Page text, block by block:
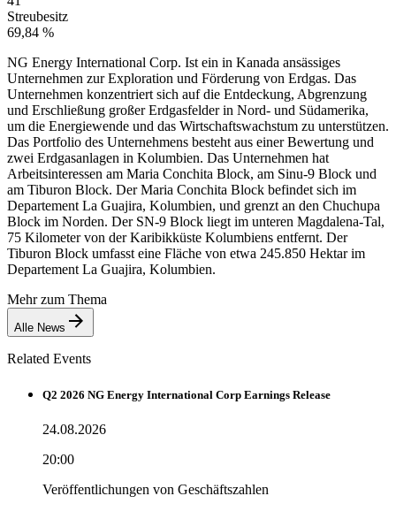
Streubesitz
69,84 %
NG Energy International Corp. Ist ein in Kanada ansässiges
Unternehmen zur Exploration und Förderung von Erdgas. Das
Unternehmen konzentriert sich auf die Entdeckung, Abgrenzung
und Erschließung großer Erdgasfelder in Nord- und Südamerika,
um die Energiewende und das Wirtschaftswachstum zu unterstützen.
Das Portfolio des Unternehmens besteht aus einer Bewertung und
zwei Erdgasanlagen in Kolumbien. Das Unternehmen hat
Arbeitsinteressen am Maria Conchita Block, am Sinu-9 Block und
am Tiburon Block. Der Maria Conchita Block befindet sich im
Departement La Guajira, Kolumbien, und grenzt an den Chuchupa
Block im Norden. Der SN-9 Block liegt im unteren Magdalena-Tal,
75 Kilometer von der Karibikküste Kolumbiens entfernt. Der
Tiburon Block umfasst eine Fläche von etwa 245.850 Hektar im
Departement La Guajira, Kolumbien.
Mehr zum Thema
Alle News
Related Events
Q2 2026 NG Energy International Corp Earnings Release
24.08.2026
20:00
Veröffentlichungen von Geschäftszahlen